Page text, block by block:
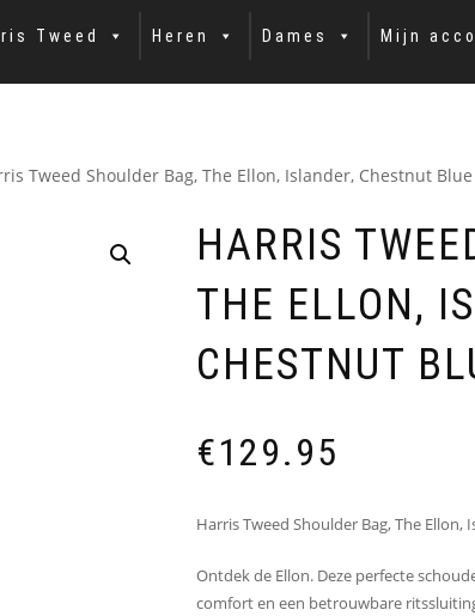
Tweed Heren Dames Mijn
Tweed Shoulder Bag, The Ellon, Islander, Chestnut
HARRIS
THE ELLON,
CHESTNUT
€129.95
Harris Tweed Shoulder Bag, The
Ontdek de Ellon. Deze perfecte
comfort en een betrouwbare